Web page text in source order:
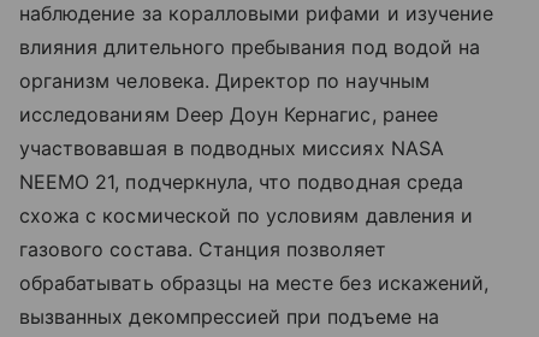
наблюдение за коралловыми рифами и изучение
влияния длительного пребывания под водой на
организм человека. Директор по научным
исследованиям Deep Доун Кернагис, ранее
участвовавшая в подводных миссиях NASA
NEEMO 21, подчеркнула, что подводная среда
схожа с космической по условиям давления и
газового состава. Станция позволяет
обрабатывать образцы на месте без искажений,
вызванных декомпрессией при подъеме на